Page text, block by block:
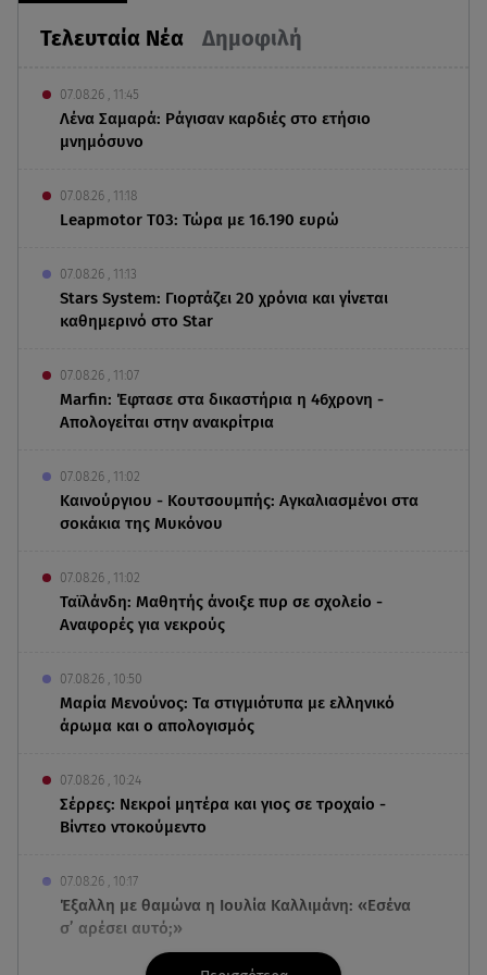
Τελευταία Νέα Δημοφιλή
07.08.26 , 11:45
Λένα Σαμαρά: Ράγισαν καρδιές στο ετήσιο
μνημόσυνο
07.08.26 , 11:18
Leapmotor T03: Τώρα με 16.190 ευρώ
07.08.26 , 11:13
Stars System: Γιορτάζει 20 χρόνια και γίνεται
καθημερινό στο Star
07.08.26 , 11:07
Marfin: Έφτασε στα δικαστήρια η 46χρονη -
Απολογείται στην ανακρίτρια
07.08.26 , 11:02
Καινούργιου - Κουτσουμπής: Αγκαλιασμένοι στα
σοκάκια της Μυκόνου
07.08.26 , 11:02
Ταϊλάνδη: Μαθητής άνοιξε πυρ σε σχολείο -
Αναφορές για νεκρούς
07.08.26 , 10:50
Μαρία Μενούνος: Τα στιγμιότυπα με ελληνικό
άρωμα και ο απολογισμός
07.08.26 , 10:24
Σέρρες: Νεκροί μητέρα και γιος σε τροχαίο -
Βίντεο ντοκούμεντο
07.08.26 , 10:17
Έξαλλη με θαμώνα η Ιουλία Καλλιμάνη: «Εσένα
σ’ αρέσει αυτό;»